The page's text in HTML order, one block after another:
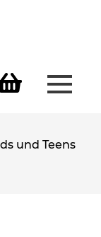
und Teens